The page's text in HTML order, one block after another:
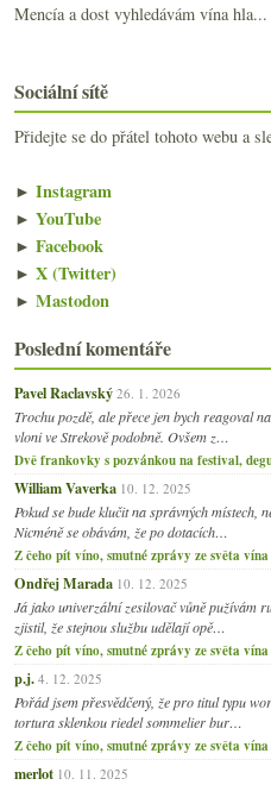
Mencía a dost vyhledávám vína hla...
Sociální sítě
Přidejte se do přátel tohoto webu a
► Instagram
► YouTube
► Facebook
► X (Twitter)
► Mastodon
Poslední komentáře
Pavel Raclavský 26. 1. 2026
Trochu pozdě, ale přece jen bych reagoval
vloni ve Strekově podobně. Ovšem z…
Dvě frankovky s pozvánkou na festival,
William Vaverka 10. 12. 2025
Pokud se bude klučit na správných místech,
Nicméně se obávám, že po dotacích…
Z čeho pít víno, smutné zprávy ze světa
Ondřej Marada 10. 12. 2025
Já jako univerzální zesilovač vůně pužívám
zjistil, že stejnou službu udělají opě…
Z čeho pít víno, smutné zprávy ze světa
p.j. 4. 12. 2025
Pořád jsem přesvědčený, že pro titul typu
tortura sklenkou riedel sommelier bur…
Z čeho pít víno, smutné zprávy ze světa
merlot 10. 11. 2025